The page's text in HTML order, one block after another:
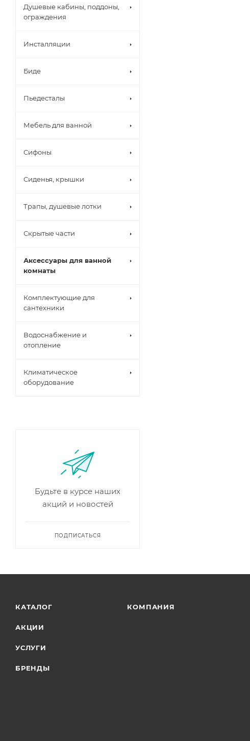
Душевые кабины, поддоны,
ограждения
Инсталляции
Биде
Пьедесталы
Мебель для ванной
Сифоны
Сиденья, крышки
Трапы, душевые лотки
Скрытые части
Аксессуары для ванной
комнаты
Комплектующие для
сантехники
Водоснабжение и
отопление
Климатическое
оборудование
Будьте в курсе наших
акций и новостей
ПОДПИСАТЬСЯ
КАТАЛОГ
АКЦИИ
УСЛУГИ
БРЕНДЫ
КОМПАНИЯ